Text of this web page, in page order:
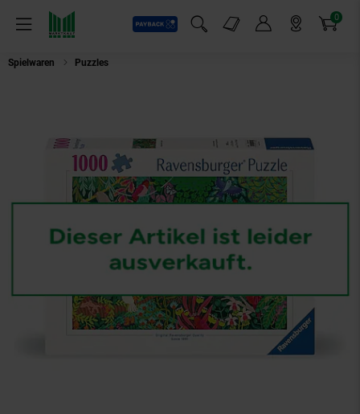
Menü
Payback
Suchfeld einblenden
Markt-Angebote 0
Artikel
Spielwaren Puzzles